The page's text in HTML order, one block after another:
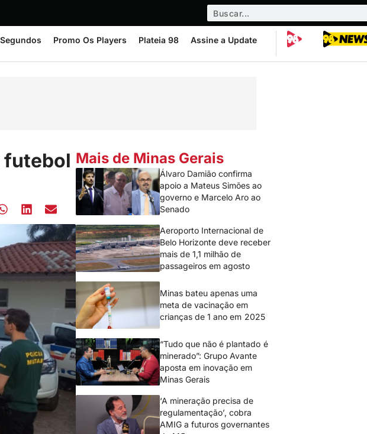
Promo Os Players Plateia 98 Assine a Update
futebol Mais de Minas Gerais
Álvaro Damião confirma
apoio a Mateus Simões ao
governo e Marcelo Aro ao
Senado
Aeroporto Internacional de
Belo Horizonte deve receber
mais de 1,1 milhão de
passageiros em agosto
Minas bateu apenas uma
meta de vacinação em
crianças de 1 ano em 2025
“Tudo que não é plantado é
minerado”: Grupo Avante
aposta em inovação em
Minas Gerais
‘A mineração precisa de
regulamentação’, cobra
AMIG a futuros governantes